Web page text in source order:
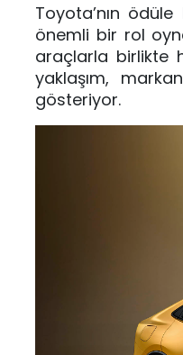
Toyota’nın
önemli bir rol
araçlarla birlikte
yaklaşım,
gösteriyor.